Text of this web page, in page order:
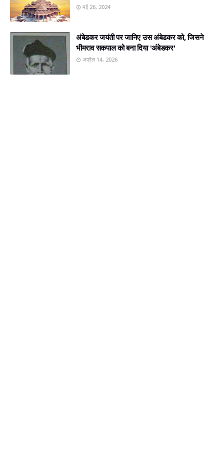
मई 26, 2024
अंबेडकर जयंती पर जानिए उस अंबेडकर को, जिसने
भीमराव सकपाल को बना दिया 'अंबेडकर'
अप्रैल 14, 2026